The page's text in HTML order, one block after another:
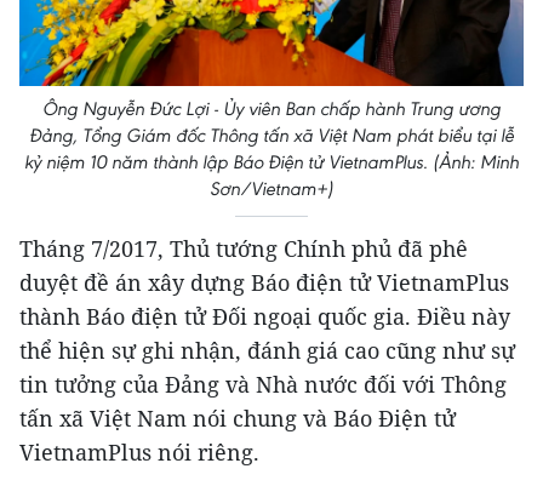
Ông Nguyễn Đức Lợi - Ủy viên Ban chấp hành Trung ương
Đảng, Tổng Giám đốc Thông tấn xã Việt Nam phát biểu tại lễ
kỷ niệm 10 năm thành lập Báo Điện tử VietnamPlus. (Ảnh: Minh
Sơn/Vietnam+)
Tháng 7/2017, Thủ tướng Chính phủ đã phê
duyệt đề án xây dựng Báo điện tử VietnamPlus
thành Báo điện tử Đối ngoại quốc gia. Điều này
thể hiện sự ghi nhận, đánh giá cao cũng như sự
tin tưởng của Đảng và Nhà nước đối với Thông
tấn xã Việt Nam nói chung và Báo Điện tử
VietnamPlus nói riêng.